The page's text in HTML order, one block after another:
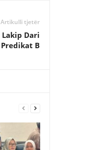
Artikulli tjetër
Lakip Dari
Predikat B